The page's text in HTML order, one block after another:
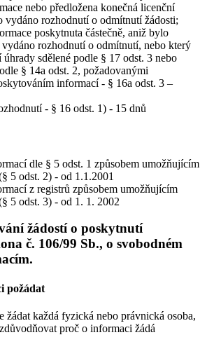
nebo předložena konečná licenční
vydáno rozhodnutí o odmítnutí žádosti;
poskytnuta částečně, aniž bylo
rozhodnutí o odmítnutí, nebo který
úhrady sdělené podle § 17 odst. 3 nebo
§ 14a odst. 2, požadovanými
informací - § 16a odst. 3 –
- § 16 odst. 1) - 15 dnů
dle § 5 odst. 1 způsobem umožňujícím
5 odst. 2) - od 1.1.2001
z registrů způsobem umožňujícím
5 odst. 3) - od 1. 1. 2002
žádostí o poskytnutí
č. 106/99 Sb., o svobodném
požádat
žádat každá fyzická nebo právnická osoba,
proč o informaci žádá